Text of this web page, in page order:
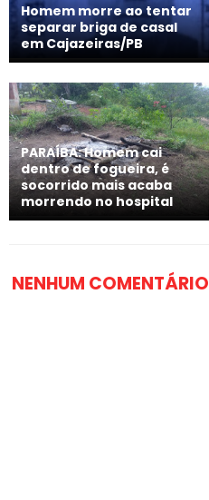
Homem morre ao tentar
separar briga de casal
em Cajazeiras/PB
PARAÍBA: Homem cai
dentro de fogueira, é
socorrido mais acaba
morrendo no hospital
NENHUM COMENTÁRIO